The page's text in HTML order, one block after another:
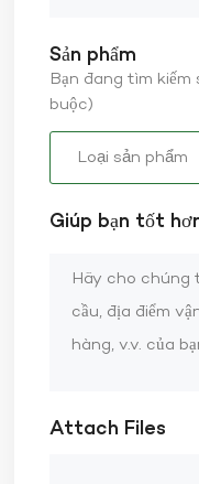
Sản phẩm
Bạn đang tìm kiếm
buộc)
Giúp bạn tốt
Attach Files